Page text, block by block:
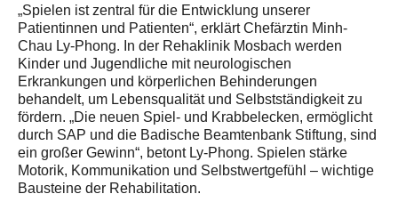
„Spielen ist zentral für die Entwicklung unserer
Patientinnen und Patienten“, erklärt Chefärztin Minh-
Chau Ly-Phong. In der Rehaklinik Mosbach werden
Kinder und Jugendliche mit neurologischen
Erkrankungen und körperlichen Behinderungen
behandelt, um Lebensqualität und Selbstständigkeit zu
fördern. „Die neuen Spiel- und Krabbelecken, ermöglicht
durch SAP und die Badische Beamtenbank Stiftung, sind
ein großer Gewinn“, betont Ly-Phong. Spielen stärke
Motorik, Kommunikation und Selbstwertgefühl – wichtige
Bausteine der Rehabilitation.